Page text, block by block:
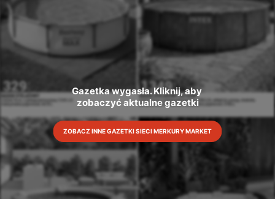
Gazetka wygasła. Kliknij, aby
zobaczyć aktualne gazetki
ZOBACZ INNE GAZETKI SIECI MERKURY MARKET